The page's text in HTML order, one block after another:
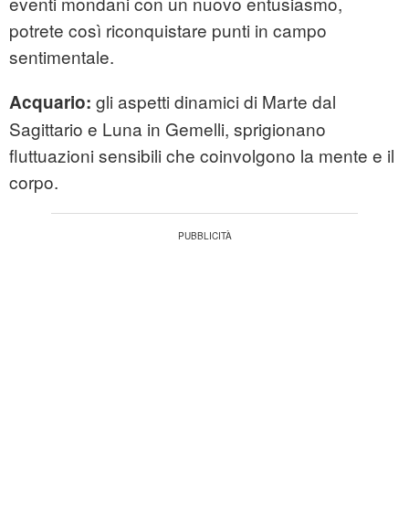
potrete così riconquistare punti in campo
sentimentale.
Acquario: gli aspetti dinamici di Marte dal
Sagittario e Luna in Gemelli, sprigionano
fluttuazioni sensibili che coinvolgono la mente e il
corpo.